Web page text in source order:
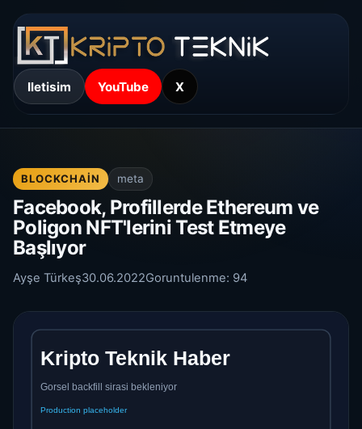
Iletisim YouTube X
BLOCKCHAIN meta
Facebook, Profillerde Ethereum ve
Poligon NFT'lerini Test Etmeye
Başlıyor
Ayşe Türkeş30.06.2022Goruntulenme: 94